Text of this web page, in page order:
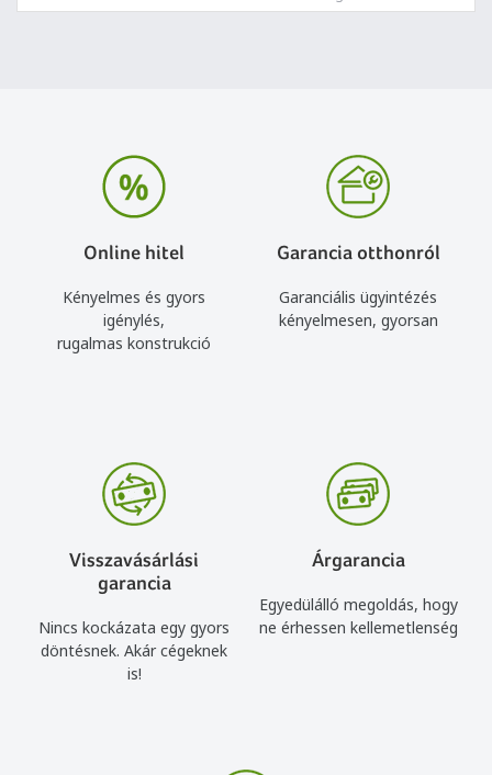
Online hitel
Kényelmes és gyors
igénylés,
rugalmas konstrukció
Garancia otthonról
Garanciális ügyintézés
kényelmesen, gyorsan
Visszavásárlási
garancia
Nincs kockázata egy gyors
döntésnek. Akár cégeknek
is!
Árgarancia
Egyedülálló megoldás, hogy
ne érhessen kellemetlenség